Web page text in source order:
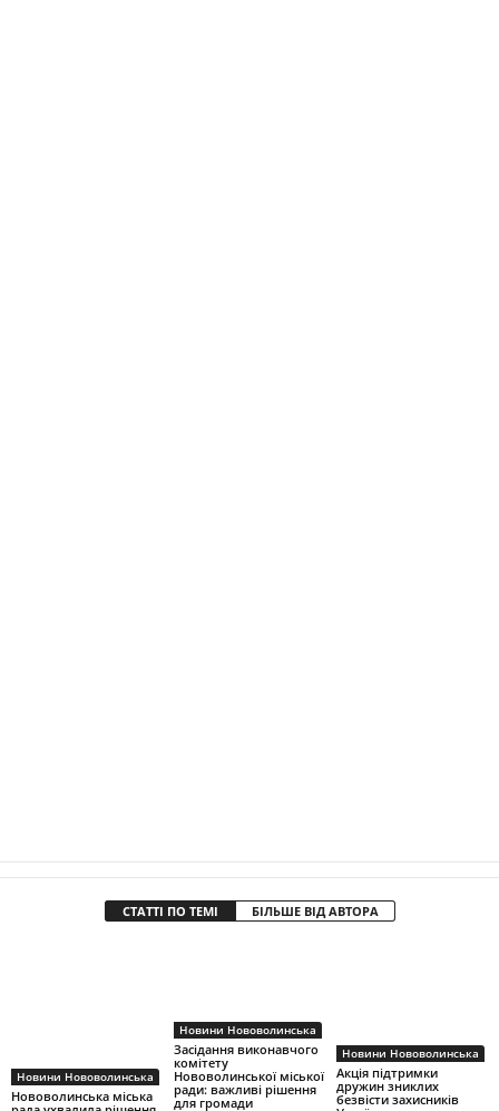
СТАТТІ ПО ТЕМІ БІЛЬШЕ ВІД АВТОРА
Новини Нововолинська
Нововолинська міська
Новини Нововолинська
Засідання виконавчого
комітету
Нововолинської міської
ради: важливі рішення
для громади
Новини Нововолинська
Акція підтримки
дружин зниклих
безвісти захисників